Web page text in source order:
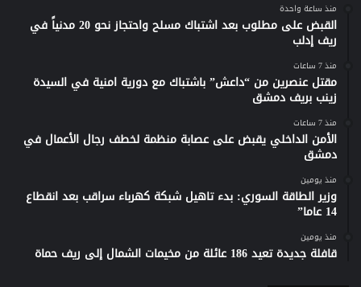
منذ ساعة واحدة
القبض على مطلوب بعد اشتباك مسلح واحتجاز نحو 20 مدنياً في
ريف إدلب
منذ 7 ساعات
مقتل عنصرين من “داعش” باشتباك مع دورية امنية في السيدة
زينب بريف دمشق
منذ 7 ساعات
الأمن الداخلي يقبض على عصابة منظمة لخطف رجال الأعمال في
دمشق
منذ يومين
وزير الطاقة السوري: بدء تاهيل شبكة كهرباء سراقب بعد انقطاع
14 عاما”
منذ يومين
قافلة جديدة تعيد 186 عائلة من مخيمات الشمال إلى ريف حماة